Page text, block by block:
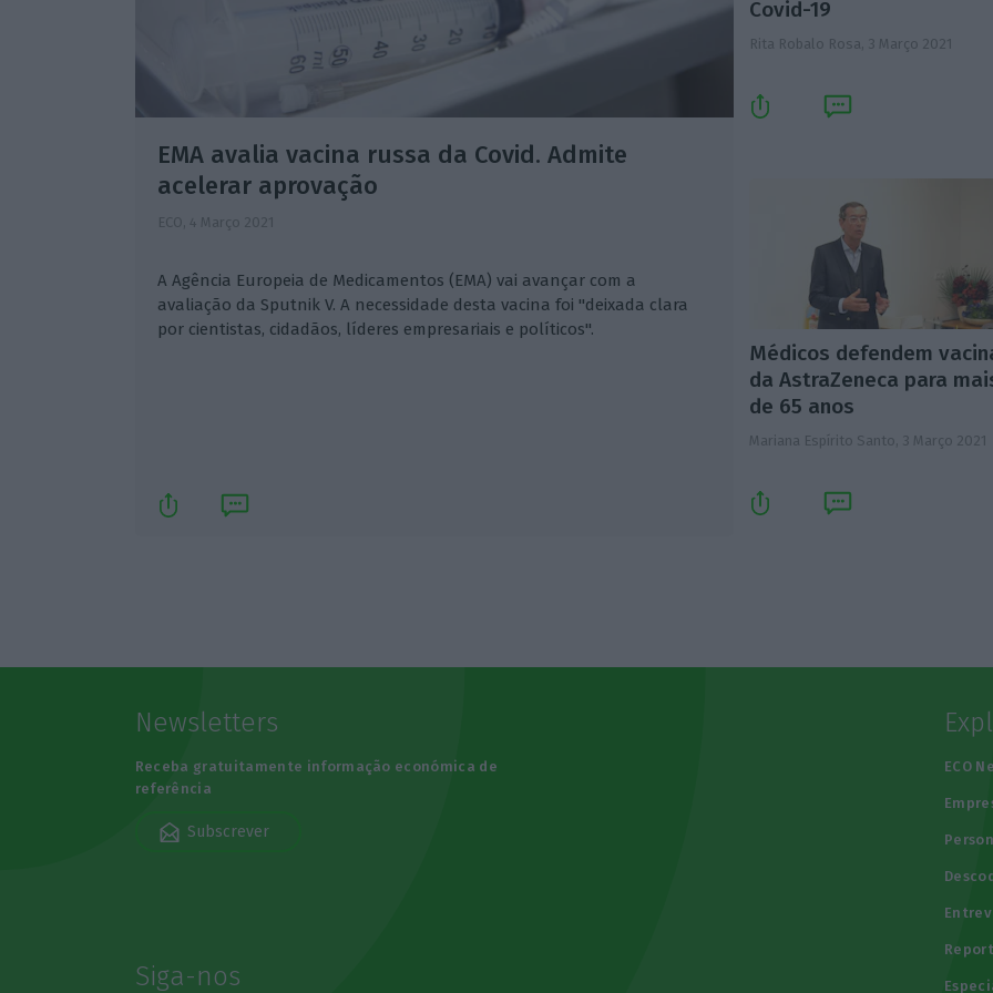
EMA avalia vacina russa da Covid. Admite
acelerar aprovação
ECO, 4 Março 2021
A Agência Europeia de Medicamentos (EMA) vai avançar com a
avaliação da Sputnik V. A necessidade desta vacina foi "deixada clara
por cientistas, cidadãos, líderes empresariais e políticos".
Covid-19
Rita Robalo Rosa, 3 Março 2021
Médicos defendem
da AstraZeneca para
de 65 anos
Mariana Espírito Santo, 3 Março 2021
Newsletters
Receba gratuitamente informação económica de
referência
Subscrever
Siga-nos
ECO